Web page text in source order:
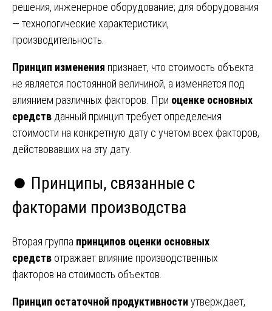
решения, инженерное оборудование; для оборудования
— технологические характеристики,
производительность.
Принцип изменения признает, что стоимость объекта
не является постоянной величиной, а изменяется под
влиянием различных факторов. При оценке основных
средств данный принцип требует определения
стоимости на конкретную дату с учетом всех факторов,
действовавших на эту дату.
⏺️ Принципы, связанные с
факторами производства
Вторая группа принципов оценки основных
средств отражает влияние производственных
факторов на стоимость объектов.
Принцип остаточной продуктивности утверждает,